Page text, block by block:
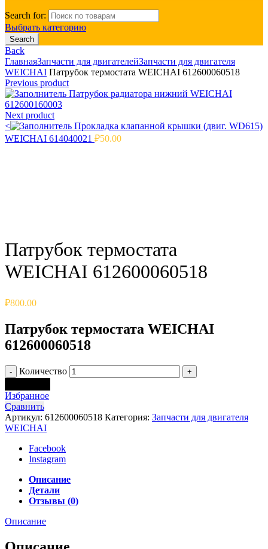
Search for:
Выбрать категорию
Search
Back
ГлавнаяЗапчасти для двигателейЗапчасти для двигателя
WEICHAI Патрубок термостата WEICHAI 612600060518
Previous product
Патрубок радиатора нижний WEICHAI
612600160003
Next product
<
Прокладка клапанной крышки (двиг. WD615)
WEICHAI 614040021 ₽50.00
Патрубок термостата
WEICHAI 612600060518
₽800.00
Патрубок термостата WEICHAI
612600060518
Количество
Избранное
Сравнить
Артикул: 612600060518 Категория: Запчасти для двигателя
WEICHAI
Facebook
Instagram
Описание
Детали
Отзывы (0)
Описание